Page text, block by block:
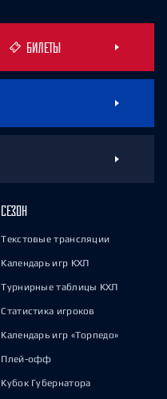
БИЛЕТЫ
СЕЗОН
Текстовые трансляции
Календарь игр КХЛ
Турнирные таблицы КХЛ
Статистика игроков
Календарь игр «Торпедо»
Плей-офф
Кубок Губернатора